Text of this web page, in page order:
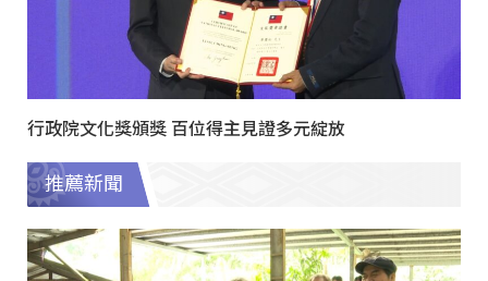
行政院文化獎頒獎 百位得主見證多元綻放
推薦新聞